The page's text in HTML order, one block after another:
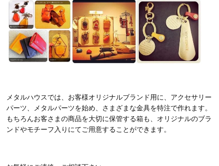
メタルハウスでは、お客様オリジナルブランド用に、アクセサリー
パーツ、メタルパーツを始め、さまざまな金具を特注で作れます。
もちろんお客さまの商品を大切に保管する箱も、オリジナルのブラ
ンドやモチーフ入りにてご用意することができます。